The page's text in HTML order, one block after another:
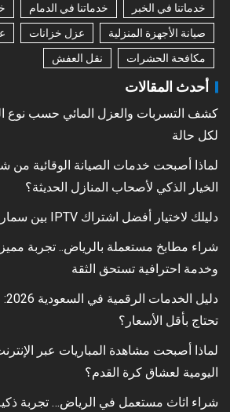
خدماتنا في الخبر
خدماتنا في الدمام
صيانة الأجهزة المنزلية
عزل خزانات
مكافحة الحشرات
نقل العفش
أحدث المقالات
كشف التسربات والعزل المائي حسب نوع
لكل حالة
لماذا أصبحت خدمات الصيانة الوقائية
الخيار الذكي لأصحاب المنازل الحديثة؟
دليلك لاختيار أفضل اشتراك IPTV بين سمارترز وهولك وفالكون
شراء مطابخ مستعملة بالرياض.. تجربة
وخدمة احترافية تستحق الثقة
تحتاج بأقل الأسعار؟
لماذا أصبحت مشاهدة المباريات عبر
اليومية لعشاق كرة القدم؟
شراء اثاث مستعمل في الرياض… تجربة